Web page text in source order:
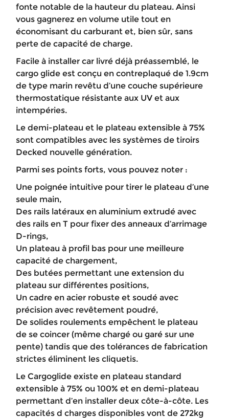
fonte notable de la hauteur du plateau. Ainsi
vous gagnerez en volume utile tout en
économisant du carburant et, bien sûr, sans
perte de capacité de charge.
Facile à installer car livré déjà préassemblé, le
cargo glide est conçu en contreplaqué de 1.9cm
de type marin revêtu d’une couche supérieure
thermostatique résistante aux UV et aux
intempéries.
Le demi-plateau et le plateau extensible à 75%
sont compatibles avec les systèmes de tiroirs
Decked nouvelle génération.
Parmi ses points forts, vous pouvez noter :
Une poignée intuitive pour tirer le plateau d’une
seule main,
Des rails latéraux en aluminium extrudé avec
des rails en T pour fixer des anneaux d’arrimage
D-rings,
Un plateau à profil bas pour une meilleure
capacité de chargement,
Des butées permettant une extension du
plateau sur différentes positions,
Un cadre en acier robuste et soudé avec
précision avec revêtement poudré,
De solides roulements empêchent le plateau
de se coincer (même chargé ou garé sur une
pente) tandis que des tolérances de fabrication
strictes éliminent les cliquetis.
Le Cargoglide existe en plateau standard
extensible à 75% ou 100% et en demi-plateau
permettant d’en installer deux côte-à-côte. Les
capacités d charges disponibles vont de 272kg